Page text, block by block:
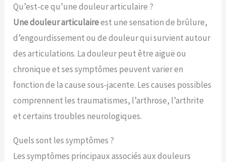
Qu’est-ce qu’une douleur articulaire ?
Une douleur articulaireest une sensation de brûlure,
d’engourdissement ou de douleur qui survient autour
des articulations. La douleur peut être aiguë ou
chronique et ses symptômes peuvent varier en
fonction de la cause sous-jacente. Les causes possibles
comprennent les traumatismes, l’arthrose, l’arthrite
et certains troubles neurologiques.
Quels sont les symptômes ?
Les symptômes principaux associés aux douleurs